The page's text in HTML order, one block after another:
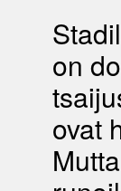
on
ovat